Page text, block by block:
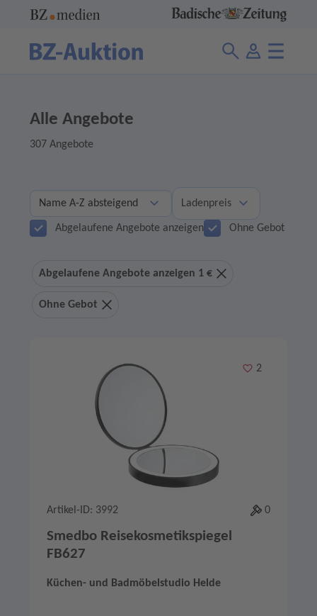
Alle Angebote
307 Angebote
Ladenpreis
Abgelaufene Angebote anzeigen Ohne Gebot
Abgelaufene Angebote anzeigen 1 €
Ohne Gebot
Merken
2
Artikel-ID: 3992 0
Smedbo Reisekosmetikspiegel
FB627
Küchen- und Badmöbelstudio Helde